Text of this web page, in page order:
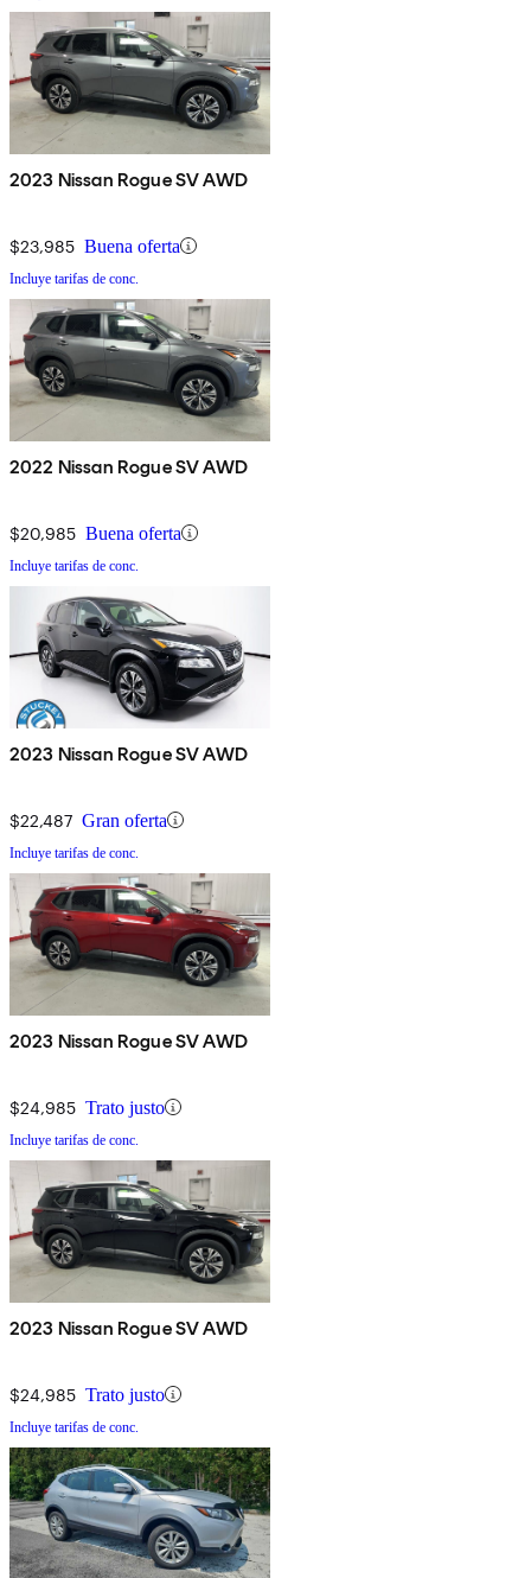
2023 Nissan Rogue SV AWD
$23,985 Buena oferta
Incluye tarifas de conc.
2022 Nissan Rogue SV AWD
$20,985 Buena oferta
Incluye tarifas de conc.
2023 Nissan Rogue SV AWD
$22,487 Gran oferta
Incluye tarifas de conc.
2023 Nissan Rogue SV AWD
$24,985 Trato justo
Incluye tarifas de conc.
2023 Nissan Rogue SV AWD
$24,985 Trato justo
Incluye tarifas de conc.